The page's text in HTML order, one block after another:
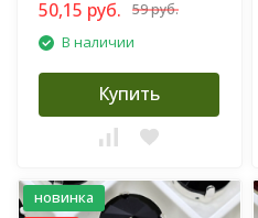
50,15 руб. 59 руб.
В наличии
Купить
новинка